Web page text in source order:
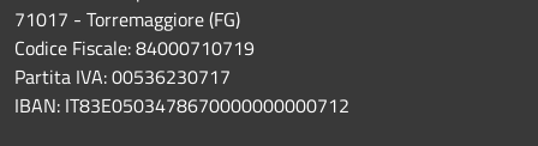
71017 - Torremaggiore (FG)
Codice Fiscale: 84000710719
Partita IVA: 00536230717
IBAN: IT83E0503478670000000000712